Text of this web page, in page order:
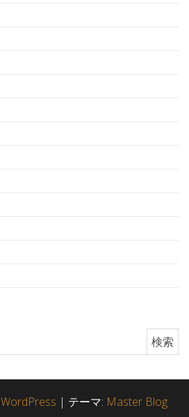
WordPress | テーマ: Master Blog